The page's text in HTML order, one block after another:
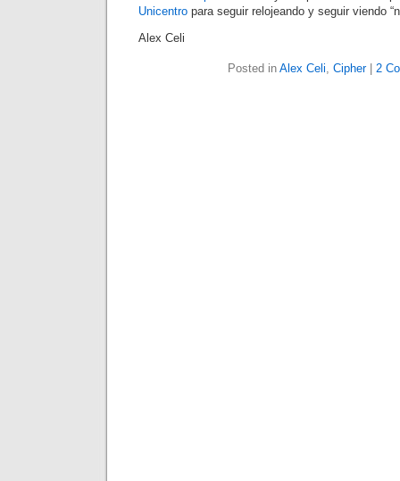
Unicentro para seguir relojeando y seguir viendo
Alex Celi
Posted in Alex Celi, Cipher| 2